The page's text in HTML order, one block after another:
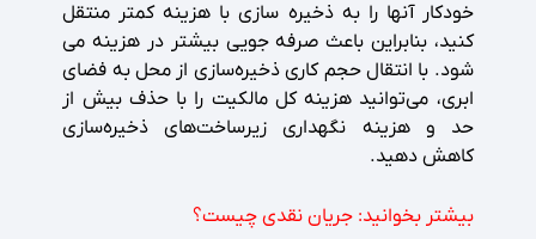
خودکار آنها را به ذخیره سازی با هزینه کمتر منتقل
کنید، بنابراین باعث صرفه جویی بیشتر در هزینه می
شود. با انتقال حجم کاری ذخیره‌سازی از محل به فضای
ابری، می‌توانید هزینه کل مالکیت را با حذف بیش از
حد و هزینه نگهداری زیرساخت‌های ذخیره‌سازی
کاهش دهید.
بیشتر بخوانید:جریان نقدی چیست؟